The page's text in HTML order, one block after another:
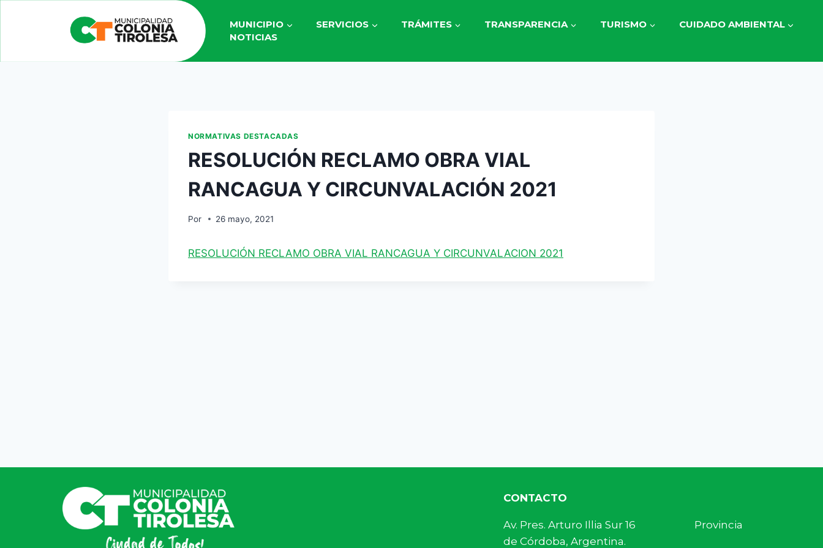
MUNICIPIO SERVICIOS TRÁMITES TRANSPARENCIA TURISMO
CUIDADO AMBIENTAL
NOTICIAS
NORMATIVAS DESTACADAS
RESOLUCIÓN RECLAMO OBRA VIAL
RANCAGUA Y CIRCUNVALACIÓN 2021
Por 26 mayo, 2021
RESOLUCIÓN RECLAMO OBRA VIAL RANCAGUA Y CIRCUNVALACION 2021
CONTACTO
Av. Pres. Arturo Illia Sur 16 Provincia
de Córdoba, Argentina.